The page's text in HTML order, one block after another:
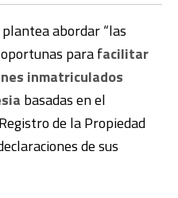
abordar “las
para facilitar
inmatriculados
basadas en el
de la Propiedad
de sus